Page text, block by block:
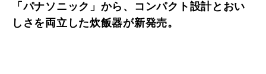
「パナソニック」から、コンパクト設計とおい
しさを両立した炊飯器が新発売。